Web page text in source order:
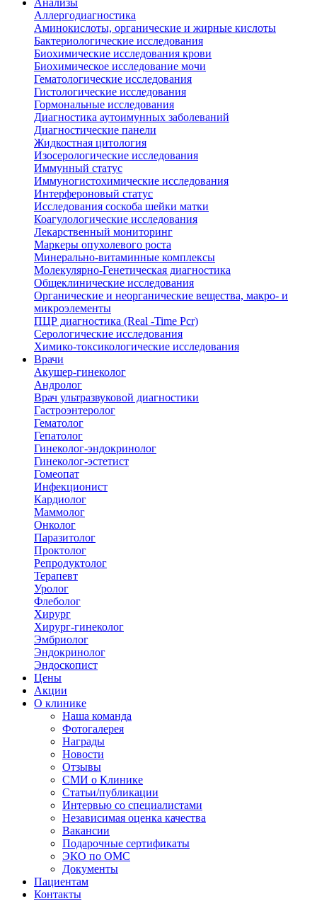
Анализы
Аллергодиагностика
Аминокислоты, органические и жирные кислоты
Бактериологические исследования
Биохимические исследования крови
Биохимическое исследование мочи
Гематологические исследования
Гистологические исследования
Гормональные исследования
Диагностика аутоимунных заболеваний
Диагностические панели
Жидкостная цитология
Изосерологические исследования
Иммунный статус
Иммуногистохимические исследования
Интерфероновый статус
Исследования соскоба шейки матки
Коагулологические исследования
Лекарственный мониторинг
Маркеры опухолевого роста
Минерально-витаминные комплексы
Молекулярно-Генетическая диагностика
Общеклинические исследования
Органические и неорганические вещества, макро- и
микроэлементы
ПЦР диагностика (Real -Time Pcr)
Серологические исследования
Химико-токсикологические исследования
Врачи
Акушер-гинеколог
Андролог
Врач ультразвуковой диагностики
Гастроэнтеролог
Гематолог
Гепатолог
Гинеколог-эндокринолог
Гинеколог-эстетист
Гомеопат
Инфекционист
Кардиолог
Маммолог
Онколог
Паразитолог
Проктолог
Репродуктолог
Терапевт
Уролог
Флеболог
Хирург
Хирург-гинеколог
Эмбриолог
Эндокринолог
Эндоскопист
Цены
Акции
О клинике
Наша команда
Фотогалерея
Награды
Новости
Отзывы
СМИ о Клинике
Статьи/публикации
Интервью со специалистами
Независимая оценка качества
Вакансии
Подарочные сертификаты
ЭКО по ОМС
Документы
Пациентам
Контакты